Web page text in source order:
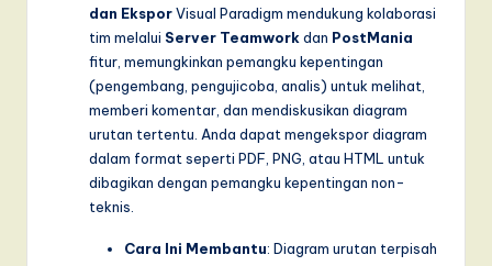
dan EksporVisual Paradigm mendukung kolaborasi
tim melalui Server Teamworkdan PostMania
fitur, memungkinkan pemangku kepentingan
(pengembang, pengujicoba, analis) untuk melihat,
memberi komentar, dan mendiskusikan diagram
urutan tertentu. Anda dapat mengekspor diagram
dalam format seperti PDF, PNG, atau HTML untuk
dibagikan dengan pemangku kepentingan non-
teknis.
Cara Ini Membantu: Diagram urutan terpisah